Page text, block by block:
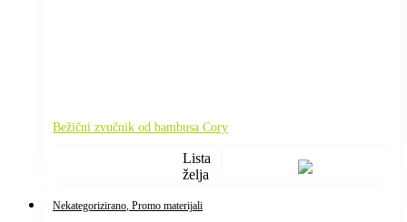
Bežični zvučnik od bambusa Cory
Lista
želja
Nekategorizirano , Promo materijali